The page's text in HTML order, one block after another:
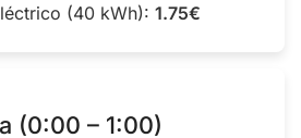
(40 kWh): 1.75€
(0:00 – 1:00)